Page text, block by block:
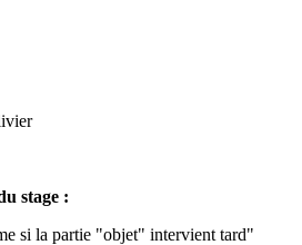
stage :
si la partie "objet" intervient tard"